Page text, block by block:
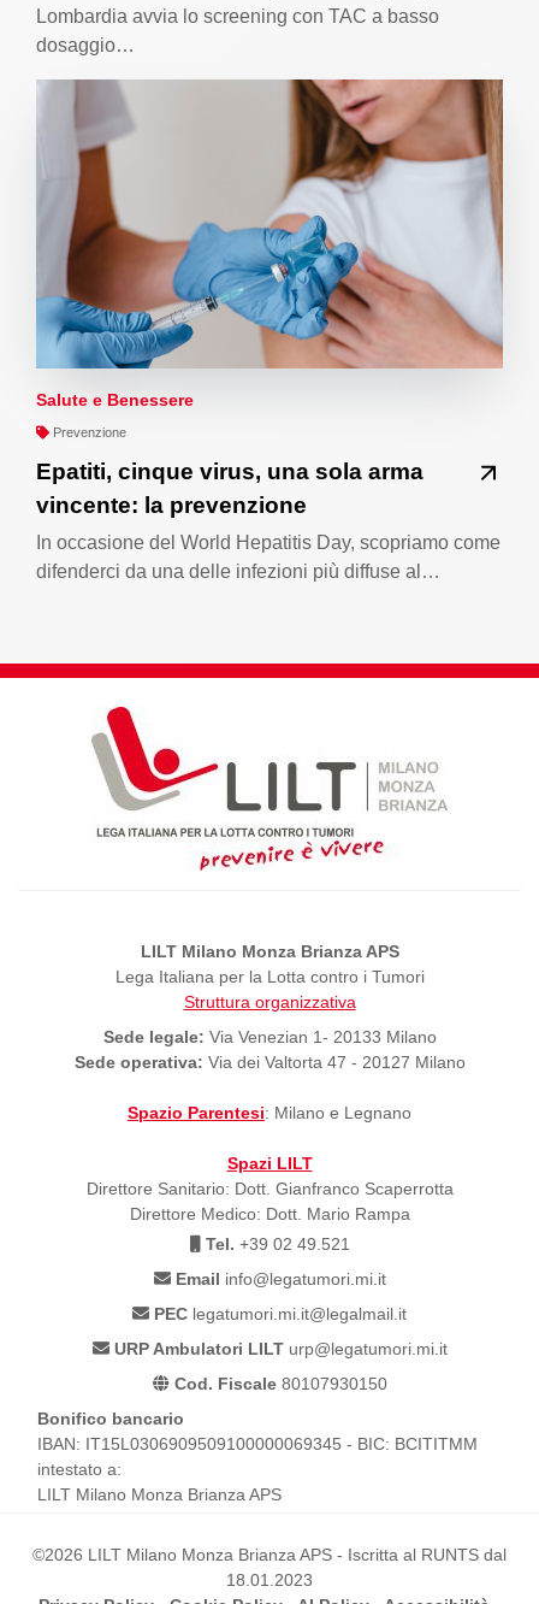
Lombardia avvia lo screening con TAC a basso
dosaggio…
Salute e Benessere
Prevenzione
Epatiti, cinque virus, una sola arma
vincente: la prevenzione
In occasione del World Hepatitis Day, scopriamo come
difenderci da una delle infezioni più diffuse al…
LILT Milano Monza Brianza APS
Lega Italiana per la Lotta contro i Tumori
Struttura organizzativa
Sede legale: Via Venezian 1- 20133 Milano
Sede operativa: Via dei Valtorta 47 - 20127 Milano
Spazio Parentesi: Milano e Legnano
Spazi LILT
Direttore Sanitario: Dott. Gianfranco Scaperrotta
Direttore Medico: Dott. Mario Rampa
Tel. +39 02 49.521
Email info@legatumori.mi.it
PEC legatumori.mi.it@legalmail.it
URP Ambulatori LILTurp@legatumori.mi.it
Cod. Fiscale80107930150
Bonifico bancario
IBAN: IT15L0306909509100000069345 - BIC: BCITITMM
intestato a:
LILT Milano Monza Brianza APS
©2026 LILT Milano Monza Brianza APS - Iscritta al RUNTS dal
18.01.2023